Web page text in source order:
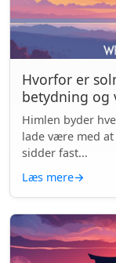
Hvorfor er
betydning og
Himlen byder
lade være med
sidder fast...
Læs mere→